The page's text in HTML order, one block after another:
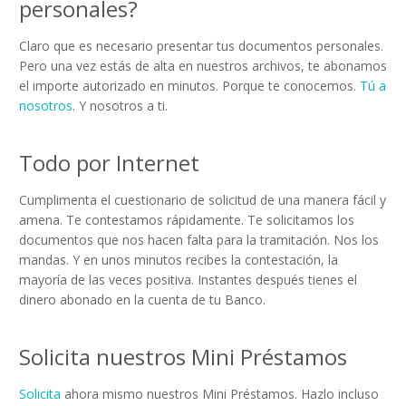
personales?
Claro que es necesario presentar tus documentos personales.
Pero una vez estás de alta en nuestros archivos, te abonamos
el importe autorizado en minutos. Porque te conocemos. Tú a
nosotros. Y nosotros a ti.
Todo por Internet
Cumplimenta el cuestionario de solicitud de una manera fácil y
amena. Te contestamos rápidamente. Te solicitamos los
documentos que nos hacen falta para la tramitación. Nos los
mandas. Y en unos minutos recibes la contestación, la
mayoría de las veces positiva. Instantes después tienes el
dinero abonado en la cuenta de tu Banco.
Solicita nuestros Mini Préstamos
Solicita ahora mismo nuestros Mini Préstamos. Hazlo incluso